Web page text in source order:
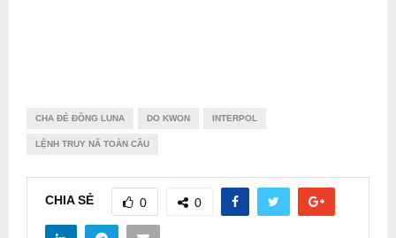
CHA ĐẺ ĐỒNG LUNA DO KWON INTERPOL
LỆNH TRUY NÃ TOÀN CẦU
CHIA SẺ 0 0